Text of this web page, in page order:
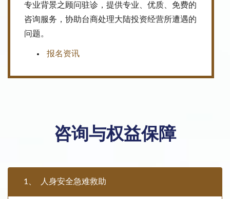
专业背景之顾问驻诊，提供专业、优质、免费的
咨询服务，协助台商处理大陆投资经营所遭遇的
问题。
报名资讯
咨询与权益保障
1 人身安全急难救助